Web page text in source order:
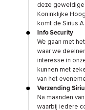
deze
Koninklijke
komt de Sirius
Info Security
We gaan met
waar we
interesse in
kunnen met
van het
Verzending
Na maanden
waarbij iedere